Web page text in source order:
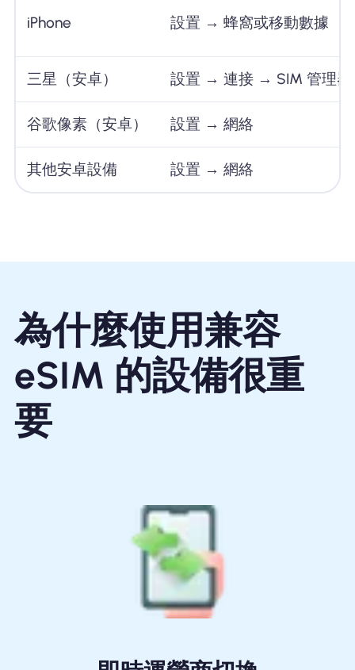
iPhone 設置 → 蜂窩或移動數據
三星（安卓） 設置 → 連接 → SIM 管理器
谷歌像素（安卓） 設置 → 網絡
其他安卓設備 設置 → 網絡
為什麼使用兼容
eSIM 的設備很重
要